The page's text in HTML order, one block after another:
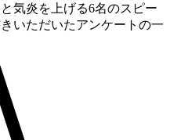
気炎を上げる6名のスピー
いただいたアンケートの一